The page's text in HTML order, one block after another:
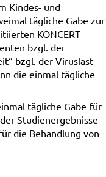
Kindes- und
tägliche Gabe zur
KONCERT
bzgl. der
bzgl. der Viruslast-
die einmal tägliche
tägliche Gabe für
Studienergebnisse
die Behandlung von